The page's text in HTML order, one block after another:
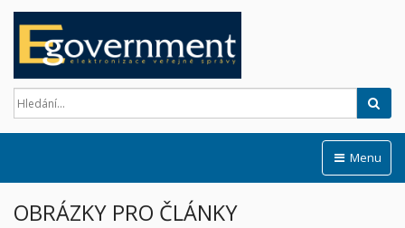
Menu
OBRÁZKY PRO ČLÁNKY